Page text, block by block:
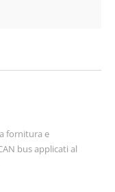
fornitura e
bus applicati al